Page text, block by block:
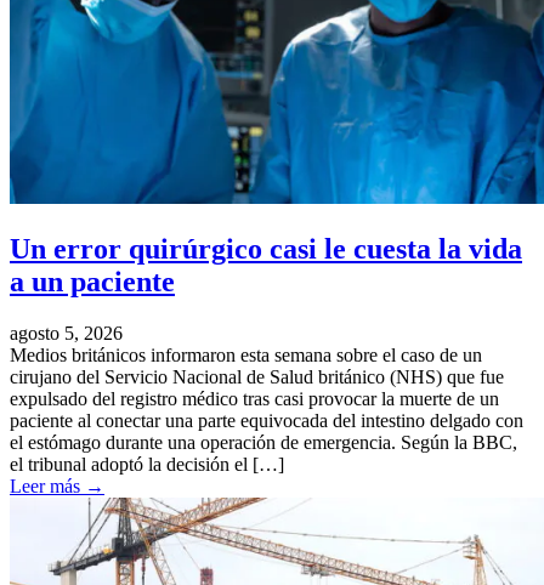
Un error quirúrgico casi le cuesta la vida
a un paciente
agosto 5, 2026
Medios británicos informaron esta semana sobre el caso de un
cirujano del Servicio Nacional de Salud británico (NHS) que fue
expulsado del registro médico tras casi provocar la muerte de un
paciente al conectar una parte equivocada del intestino delgado con
el estómago durante una operación de emergencia. Según la BBC,
el tribunal adoptó la decisión el […]
Leer más →